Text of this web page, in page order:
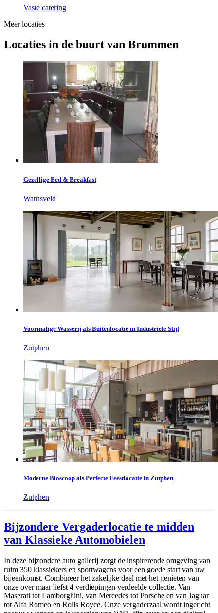
Vaste catering
Meer locaties
Locaties in de buurt van Brummen
Gezellige Bed & Breakfast
Warnsveld
Voormalige Wasserij als Buitenlocatie in Industriële Stijl
Zutphen
Moderne Bioscoop als Perfecte Feestlocatie in Zutphen
Zutphen
Bijzondere Vergaderlocatie te midden
van Klassieke Automobielen
In deze bijzondere auto gallerij zorgt de inspirerende omgeving van
ruim 350 klassiekers en sportwagens voor een goede start van uw
bijeenkomst. Combineer het zakelijke deel met het genieten van
onze over maar liefst 4 verdiepingen verdeelde collectie. Van
Maserati tot Lamborghini, van Mercedes tot Porsche en van Jaguar
tot Alfa Romeo en Rolls Royce. Onze vergaderzaal wordt ingericht